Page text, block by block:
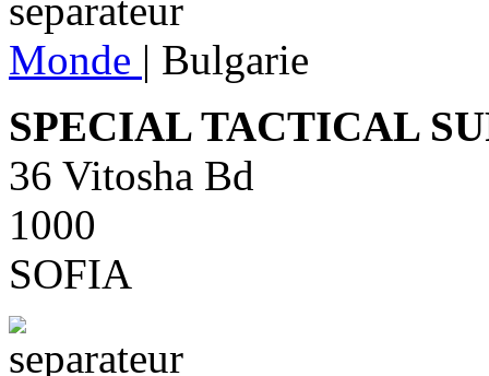
Monde | Bulgarie
SPECIAL TACTICAL
36 Vitosha Bd
1000
SOFIA